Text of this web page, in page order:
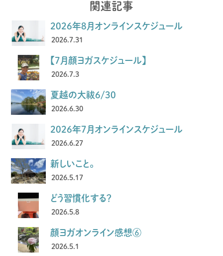
関連記事
2026年8月オンラインスケジュール
2026.7.31
【7月顔ヨガスケジュール】
2026.7.3
夏越の大祓6/30
2026.6.30
2026年7月オンラインスケジュール
2026.6.27
新しいこと。
2026.5.17
どう習慣化する？
2026.5.8
顔ヨガオンライン感想⑥
2026.5.1